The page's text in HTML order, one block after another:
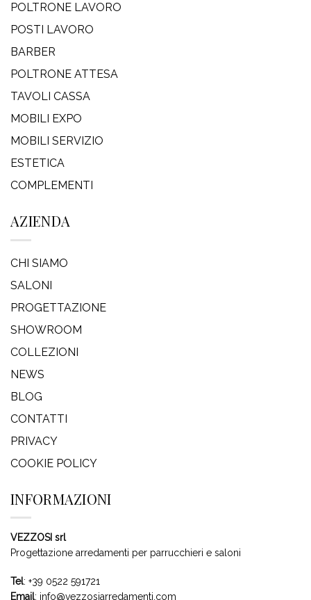
POLTRONE LAVORO
POSTI LAVORO
BARBER
POLTRONE ATTESA
TAVOLI CASSA
MOBILI EXPO
MOBILI SERVIZIO
ESTETICA
COMPLEMENTI
AZIENDA
CHI SIAMO
SALONI
PROGETTAZIONE
SHOWROOM
COLLEZIONI
NEWS
BLOG
CONTATTI
PRIVACY
COOKIE POLICY
INFORMAZIONI
VEZZOSI srl
Progettazione arredamenti per parrucchieri e saloni
Tel: +39 0522 591721
Email: info@vezzosiarredamenti.com